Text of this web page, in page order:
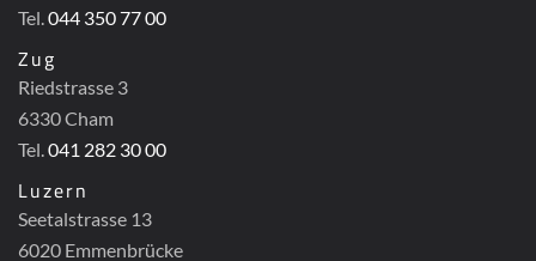
Tel.044 350 77 00
Zug
Riedstrasse 3
6330 Cham
Tel.041 282 30 00
Luzern
Seetalstrasse 13
6020 Emmenbrücke